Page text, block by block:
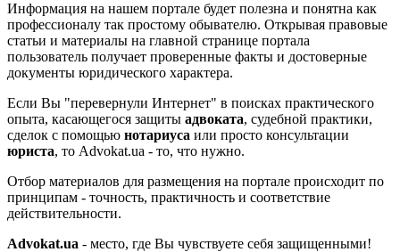
Информация на нашем портале будет полезна и понятна как
профессионалу так простому обывателю. Открывая правовые
статьи и материалы на главной странице портала
пользователь получает проверенные факты и достоверные
документы юридического характера.
Если Вы "перевернули Интернет" в поисках практического
опыта, касающегося защиты адвоката, судебной практики,
сделок с помощью нотариуса или просто консультации
юриста, то Advokat.ua - то, что нужно.
Отбор материалов для размещения на портале происходит по
принципам - точность, практичность и соответствие
действительности.
Advokat.ua - место, где Вы чувствуете себя защищенными!